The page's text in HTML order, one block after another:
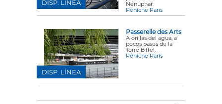
Nénuphar.
Péniche Paris
DISP. LÍNEA
Passerelle des Arts
A orillas del agua, a
pocos pasos de la
Torre Eiffel.
Péniche Paris
DISP. LÍNEA